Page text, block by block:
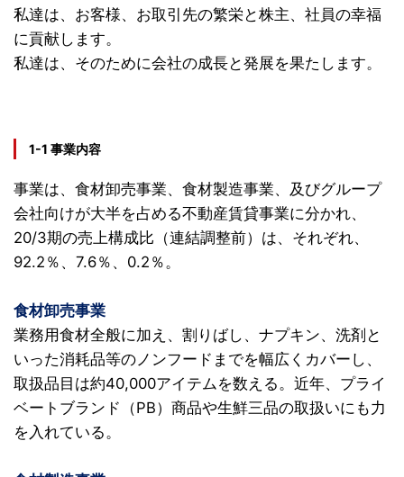
私達は、お客様、お取引先の繁栄と株主、社員の幸福
に貢献します。
私達は、そのために会社の成長と発展を果たします。
1-1 事業内容
事業は、食材卸売事業、食材製造事業、及びグループ
会社向けが大半を占める不動産賃貸事業に分かれ、
20/3期の売上構成比（連結調整前）は、 それぞれ、
92.2％、7.6％、0.2％。
食材卸売事業
業務用食材全般に加え、割りばし、ナプキン、洗剤と
いった消耗品等のノンフードまでを幅広くカバーし、
取扱品目は約40,000アイテムを数える。近年、プライ
ベートブランド（PB）商品や生鮮三品の取扱いにも力
を入れている。